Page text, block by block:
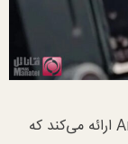
گوگل به‌روزرسانی جدیدی برای Android Auto ارائه می‌کند که